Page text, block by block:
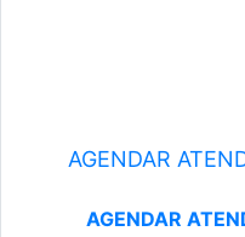
AGENDAR
AGENDAR